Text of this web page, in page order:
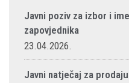
Javni poziv za izbor i
zapovjednika
23.04.2026.
Javni natječaj za